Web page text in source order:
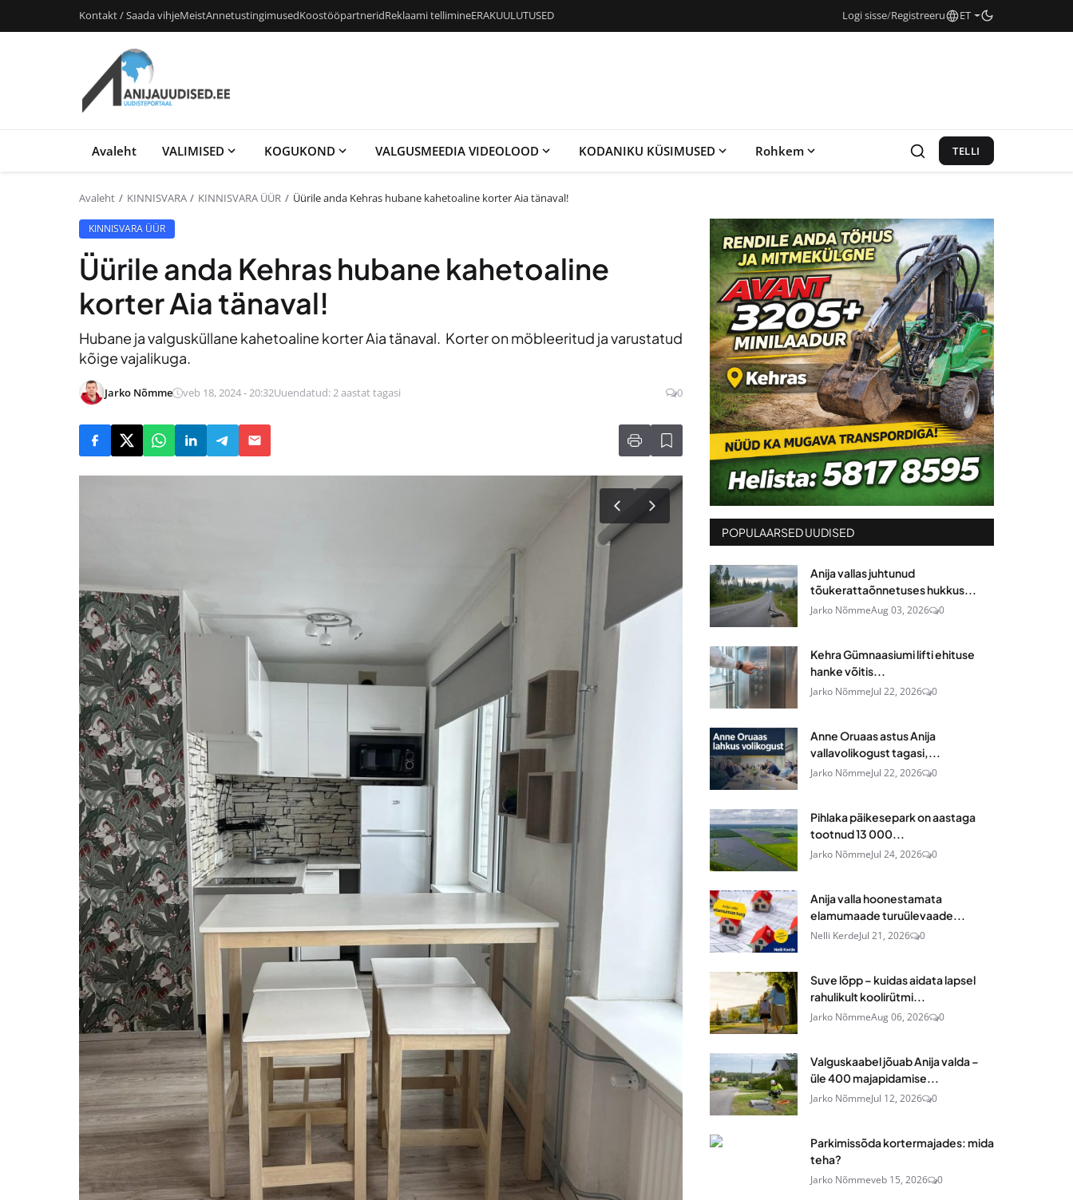
Kontakt / Saada vihjeMeistAnnetustingimusedKoostööpartneridReklaami tellimineERAKUULUTUSED Logi sisse/Registreeru ET
Avaleht VALIMISED KOGUKOND VALGUSMEEDIA VIDEOLOOD KODANIKU KÜSIMUSED Rohkem TELLI
Avaleht KINNISVARA KINNISVARA ÜÜR Üürile anda Kehras hubane kahetoaline korter Aia tänaval!
KINNISVARA ÜÜR
Üürile anda Kehras hubane kahetoaline
korter Aia tänaval!
Hubane ja valgusküllane kahetoaline korter Aia tänaval. Korter on möbleeritud ja varustatud
kõige vajalikuga.
Jarko Nõmme veb 18, 2024 - 20:32Uuendatud: 2 aastat tagasi 0
POPULAARSED UUDISED
Anija vallas juhtunud
tõukerattaõnnetuses hukkus...
Jarko NõmmeAug 03, 2026 0
Kehra Gümnaasiumi lifti ehituse
hanke võitis...
Jarko NõmmeJul 22, 2026 0
Anne Oruaas astus Anija
vallavolikogust tagasi,...
Jarko NõmmeJul 22, 2026 0
Pihlaka päikesepark on aastaga
tootnud 13 000...
Jarko NõmmeJul 24, 2026 0
Anija valla hoonestamata
elamumaade turuülevaade...
Nelli KerdeJul 21, 2026 0
Suve lõpp – kuidas aidata lapsel
rahulikult koolirütmi...
Jarko NõmmeAug 06, 2026 0
Valguskaabel jõuab Anija valda –
üle 400 majapidamise...
Jarko NõmmeJul 12, 2026 0
Parkimissõda kortermajades: mida
teha?
Jarko Nõmmeveb 15, 2026 0